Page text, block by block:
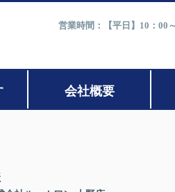
営業時間：【平日】10：00
会社概要